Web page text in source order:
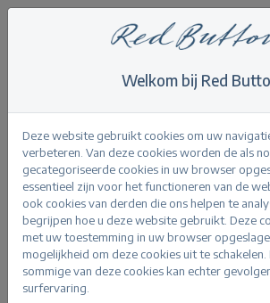
> Blazer Babs
Terug
Blazer Babs punta kit
PRODUCTINFORMATIE
Welkom bij Red
Deze website gebruikt cookies om uw
verbeteren. Van deze cookies worden de als
gecategoriseerde cookies in uw browser
essentieel zijn voor het functioneren van de
ook cookies van derden die ons helpen te
begrijpen hoe u deze website gebruikt. Deze
met uw toestemming in uw browser
mogelijkheid om deze cookies uit te schakelen.
sommige van deze cookies kan echter
surfervaring.